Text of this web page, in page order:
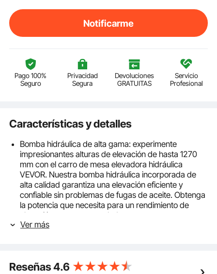
Notificarme
Pago 100%
Seguro
Privacidad
Segura
Devoluciones
GRATUITAS
Servicio
Profesional
Características y detalles
Bomba hidráulica de alta gama: experimente
impresionantes alturas de elevación de hasta 1270
mm con el carro de mesa elevadora hidráulica
VEVOR. Nuestra bomba hidráulica incorporada de
alta calidad garantiza una elevación eficiente y
confiable sin problemas de fugas de aceite. Obtenga
la potencia que necesita para un rendimiento de
elevación suave y controlado.
Capacidad de carga de 150 kg: ¡realice una variedad
están hechas de acero premium de gran calibre con
Ver más
Reseñas4.6